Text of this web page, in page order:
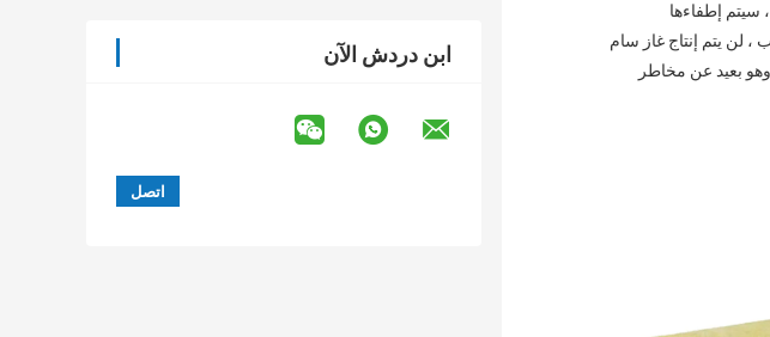
ابن دردش الآن